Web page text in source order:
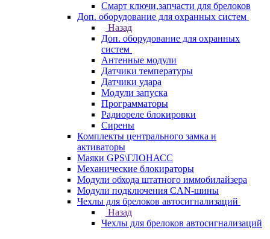
Смарт ключи,запчасти для брелоков
Доп. оборудование для охранных систем
Назад
Доп. оборудование для охранных
систем
Антенные модули
Датчики температуры
Датчики удара
Модули запуска
Программаторы
Радиореле блокировки
Сирены
Комплекты центрального замка и
активаторы
Маяки GPS\ГЛОНАСС
Механические блокираторы
Модули обхода штатного иммобилайзера
Модули подключения CAN-шины
Чехлы для брелоков автосигнализаций
Назад
Чехлы для брелоков автосигнализаций